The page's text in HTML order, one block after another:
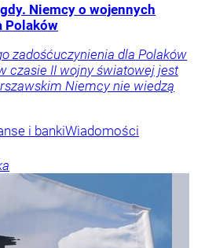
Niemcy o wojennych
Polaków
zadośćuczynienia dla Polaków
czasie II wojny światowej jest
Niemcy nie wiedzą
i bankiWiadomości